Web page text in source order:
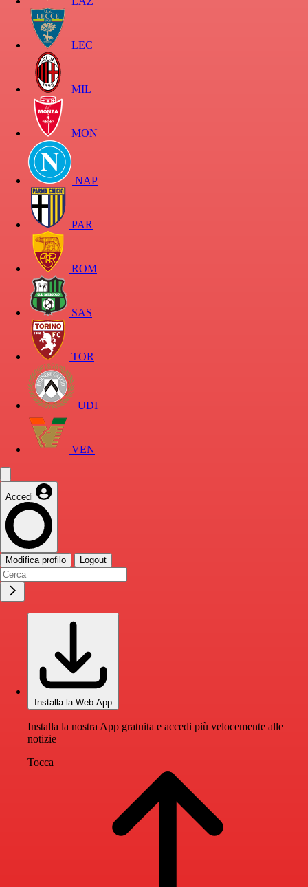
LEC
MIL
MON
NAP
PAR
ROM
SAS
TOR
UDI
VEN
Accedi
Modifica profilo Logout
Installa la Web App
Installa la nostra App gratuita e accedi più velocemente alle
notizie
Tocca